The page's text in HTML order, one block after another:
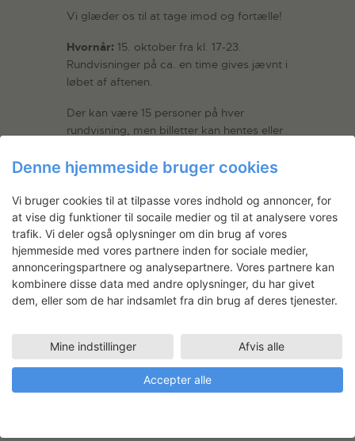
Vi glæder os til at tage imod og fortælle!
Hvornår: 15. oktober fra kl. 17-23.
Rundvisninger på ca. en time gives jævnt i
løbet af aftenen.
Der kan være 15 personer på hver
rundvisning, men billetter kan hentes eller
tidspunkter i løbet aftenen.
Adgang:Kun adgang med Kulturpas.
Kulturpasset koster 85 kr. pr. voksen – to
børn ifølge med voksne med kulturpas er
gratis op til 11 år og skal også have et
minibadge. Det kan købes på S-
togstationer, museer og biblioteker i
København og på Frederiksberg, eller på
DAC
Statens Værksteder for Kunst ligger i
samme gamle pakhus, hvor også Dansk
Denne hjemmeside bruger cookies
Vi bruger cookies til at tilpasse vores indhold og annoncer, for
at vise dig funktioner til socaile medier og til at analysere vores
trafik. Vi deler også oplysninger om din brug af vores
hjemmeside med vores partnere inden for sociale medier,
annonceringspartnere og analysepartnere. Vores partnere kan
kombinere disse data med andre oplysninger, du har givet
dem, eller som de har indsamlet fra din brug af deres tjenester.
Mine indstillinger Afvis alle
Accepter alle